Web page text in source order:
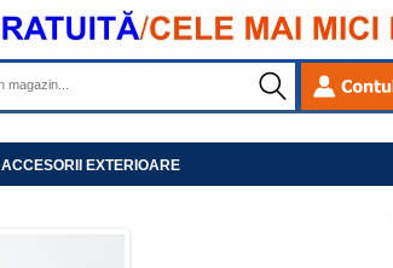
ACCESORII EXTERIOARE